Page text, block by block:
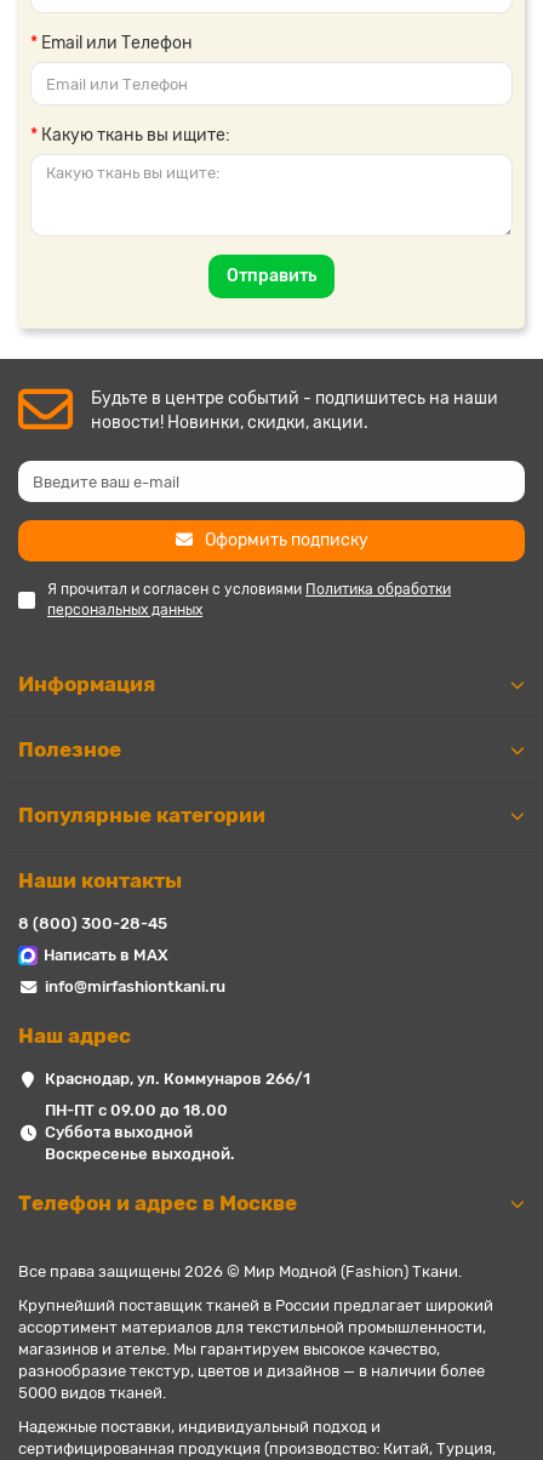
Email или Телефон
Какую ткань вы ищите:
Отправить
Будьте в центре событий - подпишитесь на наши
новости! Новинки, скидки, акции.
Оформить подписку
Я прочитал и согласен с условиями Политика обработки
персональных данных
Информация
Полезное
Популярные категории
Наши контакты
8 (800) 300-28-45
Написать в MAX
info@mirfashiontkani.ru
Наш адрес
Краснодар, ул. Коммунаров 266/1
ПН-ПТ с 09.00 до 18.00
Суббота выходной
Воскресенье выходной.
Телефон и адрес в Москве
Все права защищены 2026 © Мир Модной (Fashion) Ткани.
Крупнейший поставщик тканей в России предлагает широкий
ассортимент материалов для текстильной промышленности,
магазинов и ателье. Мы гарантируем высокое качество,
разнообразие текстур, цветов и дизайнов — в наличии более
5000 видов тканей.
Надежные поставки, индивидуальный подход и
сертифицированная продукция (производство: Китай, Турция,